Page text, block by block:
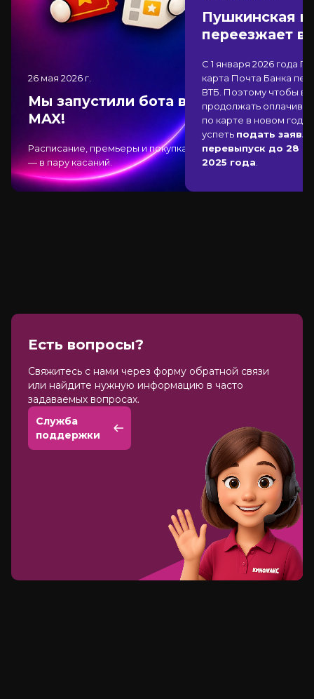
26 мая 2026 г.
Мы запустили бота в
MAX!
Расписание, премьеры и покупка
— в пару касаний.
Пушкинская
переезжает в
С 1 января 2026 года
карта Почта Банка
ВТБ . Поэтому чтобы
продолжать
по карте в новом
успеть подать
перевыпуск до 28
2025 года
Есть вопросы?
Cвяжитесь с нами через форму обратной связи
или найдите нужную информацию в часто
задаваемых вопросах.
Служба
поддержки